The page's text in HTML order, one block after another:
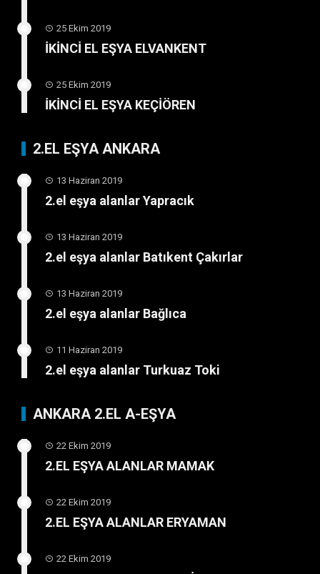
25 Ekim 2019
İKİNCİ EL EŞYA ELVANKENT
25 Ekim 2019
İKİNCİ EL EŞYA KEÇİÖREN
2.EL EŞYA ANKARA
13 Haziran 2019
2.el eşya alanlar Yapracık
13 Haziran 2019
2.el eşya alanlar Batıkent Çakırlar
13 Haziran 2019
2.el eşya alanlar Bağlıca
11 Haziran 2019
2.el eşya alanlar Turkuaz Toki
ANKARA 2.EL A-EŞYA
22 Ekim 2019
2.EL EŞYA ALANLAR MAMAK
22 Ekim 2019
2.EL EŞYA ALANLAR ERYAMAN
22 Ekim 2019